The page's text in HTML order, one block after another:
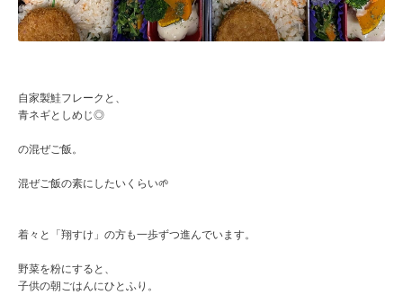
自家製鮭フレークと、
青ネギとしめじ◎
の混ぜご飯。
混ぜご飯の素にしたいくらい🌱
着々と「翔すけ」の方も一歩ずつ進んでいます。
野菜を粉にすると、
子供の朝ごはんにひとふり。